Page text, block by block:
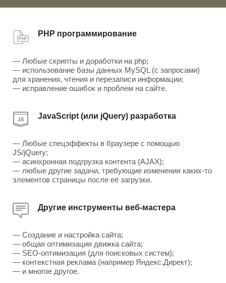
PHP программирование
— Любые скрипты и доработки на php;
— использование базы данных MySQL (с запросами)
для хранения, чтения и перезаписи информации;
— исправление ошибок и проблем на сайте.
JavaScript (или jQuery) разработка
— Любые спецэффекты в браузере с помощью
JS/jQuery;
— асинхронная подгрузка контента (AJAX);
— любые другие задачи, требующие изменения каких-то
элементов страницы после её загрузки.
Другие инструменты веб-мастера
— Создание и настройка сайта;
— общая оптимизация движка сайта;
— SEO-оптимизация (для поисковых систем);
— контекстная реклама (например Яндекс.Директ);
— и многое другое.